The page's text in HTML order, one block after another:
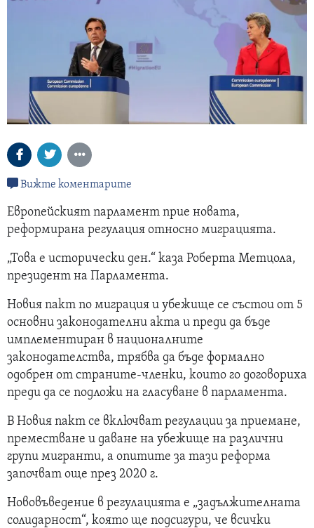
Вижте коментарите
Европейският парламент прие новата,
реформирана регулация относно миграцията.
„Това е исторически ден.“ каза Роберта Метцола,
президент на Парламента.
Новия пакт по миграция и убежище се състои от 5
основни законодателни акта и преди да бъде
имплементиран в националните
законодателства, трябва да бъде формално
одобрен от страните-членки, които го договориха
преди да се подложи на гласуване в парламента.
В Новия пакт се включват регулации за приемане,
преместване и даване на убежище на различни
групи мигранти, а опитите за тази реформа
започват още през 2020 г.
Нововъведение в регулацията е „задължителната
солидарност“, която ще подсигури, че всички